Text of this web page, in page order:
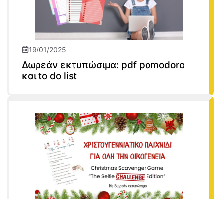
19/01/2025
Δωρεάν εκτυπώσιμα: pdf pomodoro
και to do list